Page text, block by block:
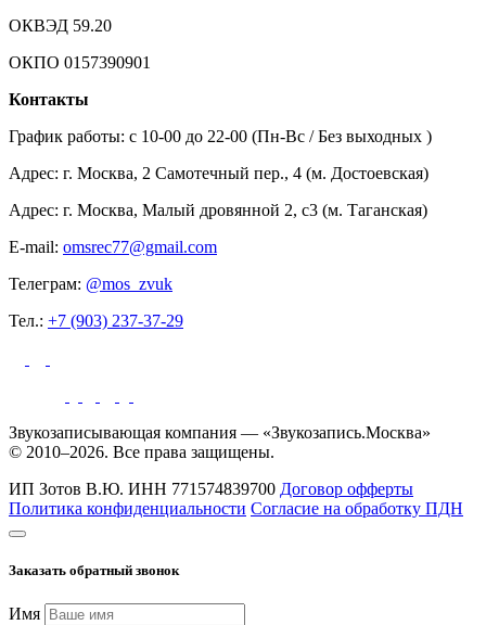
ОКВЭД 59.20
ОКПО 0157390901
Контакты
График работы: c 10-00 до 22-00 (Пн-Вс / Без выходных )
Адрес: г. Москва, 2 Самотечный пер., 4 (м. Достоевская)
Адрес: г. Москва, Малый дровянной 2, с3 (м. Таганская)
E-mail: omsrec77@gmail.com
Телеграм: @mos_zvuk
Тел.: +7 (903) 237-37-29
Звукозаписывающая компания — «Звукозапись.Москва»
© 2010–2026. Все права защищены.
ИП Зотов В.Ю. ИНН 771574839700 Договор офферты
Политика конфиденциальности Согласие на обработку ПДН
Заказать обратный звонок
Имя